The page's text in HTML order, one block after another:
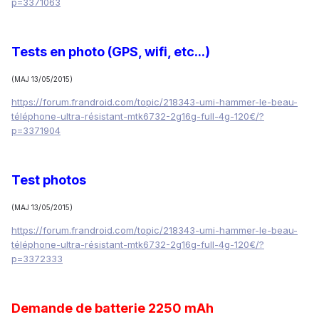
p=3371063
Tests en photo (GPS, wifi, etc...)
(MAJ 13/05/2015)
https://forum.frandroid.com/topic/218343-umi-hammer-le-beau-
téléphone-ultra-résistant-mtk6732-2g16g-full-4g-120€/?
p=3371904
Test photos
(MAJ 13/05/2015)
https://forum.frandroid.com/topic/218343-umi-hammer-le-beau-
téléphone-ultra-résistant-mtk6732-2g16g-full-4g-120€/?
p=3372333
Demande de batterie 2250 mAh